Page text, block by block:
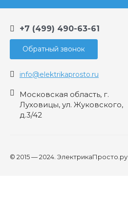
+7 (499) 490-63-61
Обратный звонок
info@elektrikaprosto.ru
Московская область, г.
Луховицы, ул. Жуковского,
д.3/42
© 2015 — 2024. ЭлектрикаПросто.ру